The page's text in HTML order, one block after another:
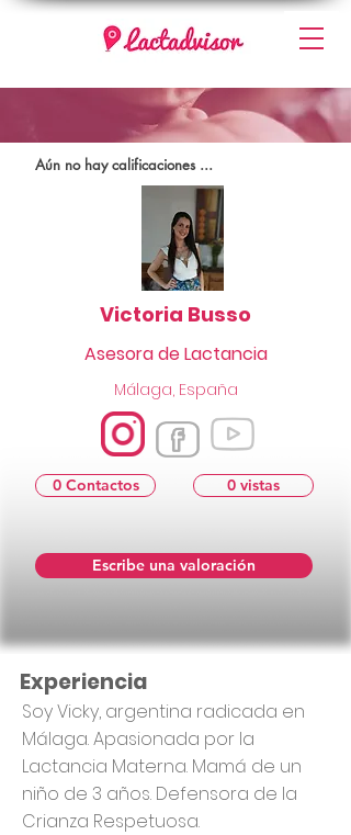
Aún no hay calificaciones ...
Escribe una valoración
0 Contactos
Málaga, España
Victoria Busso
Asesora de Lactancia
0 vistas
Soy Vicky, argentina radicada en
Málaga. Apasionada por la
Lactancia Materna. Mamá de un
niño de 3 años. Defensora de la
Crianza Respetuosa.
Experiencia